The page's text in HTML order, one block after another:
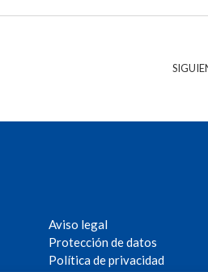
Aviso legal
Protección de datos
Política de privacidad